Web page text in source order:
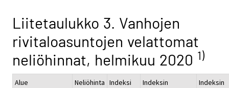
Liitetaulukko 3. Vanhojen
rivitaloasuntojen velattomat
neliöhinnat, helmikuu 2020 1)
Alue
Neliöhinta Indeksi
Indeksin
Indeksin